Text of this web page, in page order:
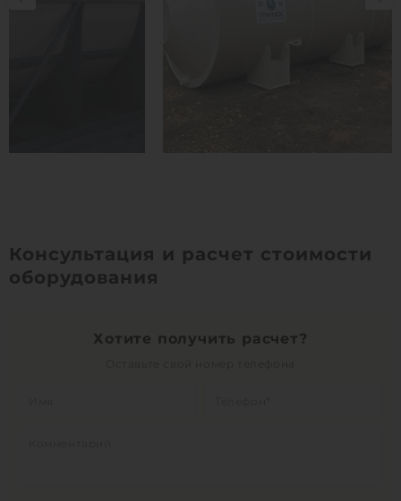
Консультация и расчет стоимости
оборудования
Хотите получить расчет?